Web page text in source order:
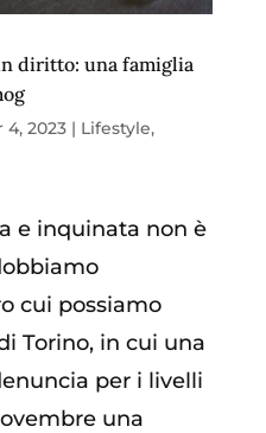
diritto: una famiglia
4, 2023| Lifestyle,
e inquinata non è
cui possiamo
Torino, in cui una
per i livelli
una